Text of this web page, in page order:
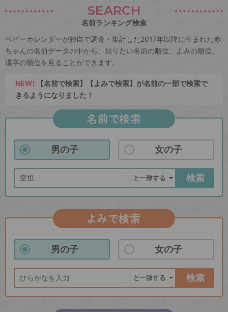
SEARCH
名前ランキング検索
ベビーカレンダーが独自で調査・集計した2017年以降に生まれた赤
ちゃんの名前データの中から、知りたい名前の順位、よみの順位、
漢字の順位を見ることができます。
NEW! 【名前で検索】【よみで検索】が名前の一部で検索で
きるようになりました！
名前で検索
男の子 女の子
検索
よみで検索
男の子 女の子
検索